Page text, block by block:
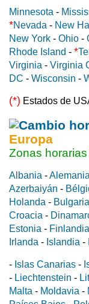
Minnesota -
*Nevada - New
New York - Ohio -
Rhode Island - *
Virginia - Virginia
DC - Wisconsin -
(*) Estados de
Europa
Zonas
Albania -Alemania
Azerbaiyán -
Holanda - Bulgaria
Croacia -
Estonia - Finlandia
Irlanda - Islandia -
- Islas Canarias -
- Liechtenstein -
Malta - Moldavia -